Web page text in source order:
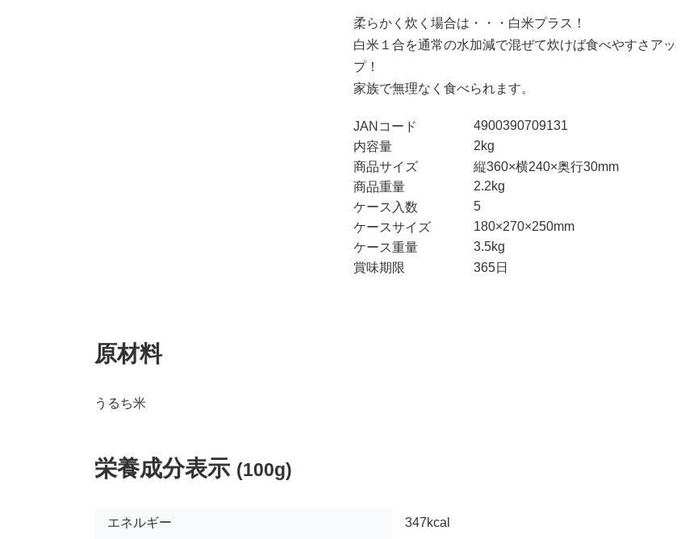
柔らかく炊く場合は・・・白米プラス！
白米１合を通常の水加減で混ぜて炊けば食べやすさアッ
プ！
家族で無理なく食べられます。
JANコード
4900390709131
内容量
2kg
商品サイズ
縦360×横240×奥行30mm
商品重量
2.2kg
ケース入数
5
ケースサイズ
180×270×250mm
ケース重量
3.5kg
賞味期限
365日
原材料
うるち米
栄養成分表示 (100g)
エネルギー 347kcal